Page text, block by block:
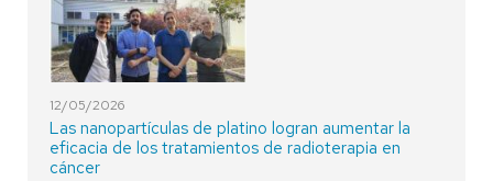
12/05/2026
Las nanopartículas de platino logran aumentar la
eficacia de los tratamientos de radioterapia en
cáncer